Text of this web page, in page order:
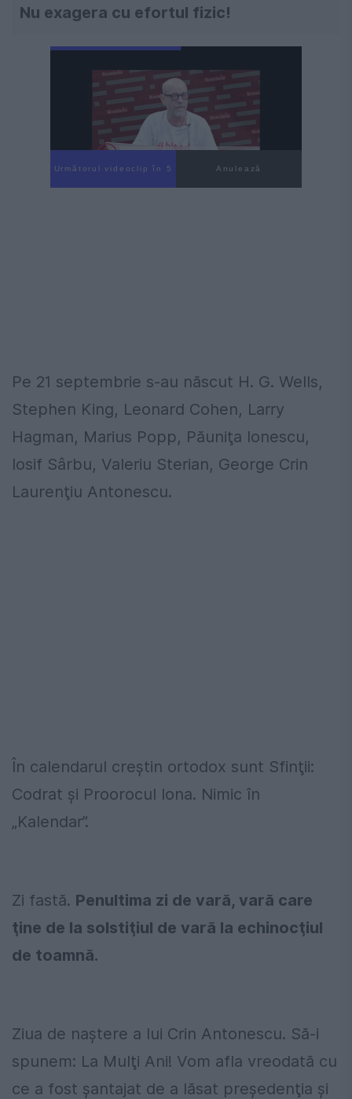
Nu exagera cu efortul fizic!
Următorul videoclip în 4 Anulează
Pe 21 septembrie s-au născut H. G. Wells,
Stephen King, Leonard Cohen, Larry
Hagman, Marius Popp, Păuniţa Ionescu,
Iosif Sârbu, Valeriu Sterian, George Crin
Laurenţiu Antonescu.
În calendarul creştin ortodox sunt Sfinţii:
Codrat şi Proorocul Iona. Nimic în
„Kalendar”.
Zi fastă. Penultima zi de vară, vară care
ţine de la solstiţiul de vară la echinocţiul
de toamnă.
Ziua de naştere a lui Crin Antonescu. Să-i
spunem: La Mulţi Ani! Vom afla vreodată cu
ce a fost şantajat de a lăsat preşedenţia şi